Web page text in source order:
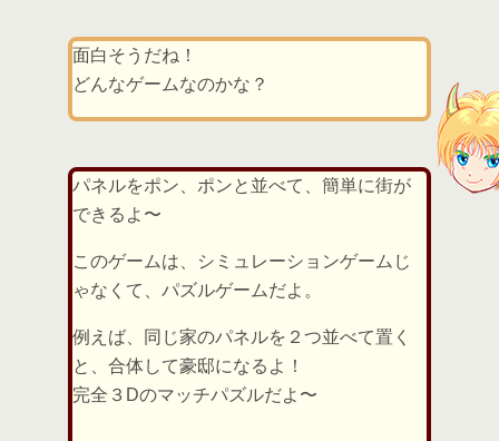
面白そうだね！
どんなゲームなのかな？
パネルをポン、ポンと並べて、簡単に街が
できるよ〜
このゲームは、シミュレーションゲームじ
ゃなくて、パズルゲームだよ。
例えば、同じ家のパネルを２つ並べて置く
と、合体して豪邸になるよ！
完全３Dのマッチパズルだよ〜